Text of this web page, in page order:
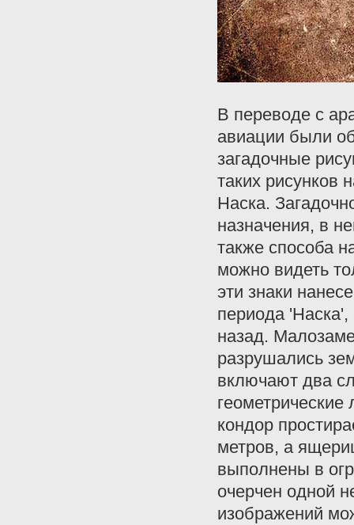
В переводе с
авиации были
загадочные
таких рисунков
Наска.
назначения, в
также способа
можно видеть
эти знаки
периода
назад.
разрушались
включают два
кондор
метров, а
выполнены в
очерчен одной
изображений